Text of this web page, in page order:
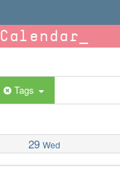
Calendar
Tags
29 Wed